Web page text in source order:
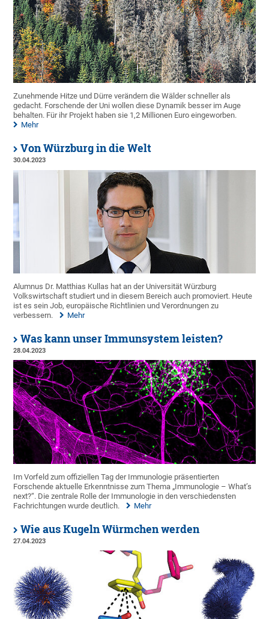
Zunehmende Hitze und Dürre verändern die Wälder schneller als
gedacht. Forschende der Uni wollen diese Dynamik besser im Auge
behalten. Für ihr Projekt haben sie 1,2 Millionen Euro eingeworben.
Mehr
Von Würzburg in die Welt
30.04.2023
Alumnus Dr. Matthias Kullas hat an der Universität Würzburg
Volkswirtschaft studiert und in diesem Bereich auch promoviert. Heute
ist es sein Job, europäische Richtlinien und Verordnungen zu
verbessern.
Mehr
Was kann unser Immunsystem leisten?
28.04.2023
Im Vorfeld zum offiziellen Tag der Immunologie präsentierten
Forschende aktuelle Erkenntnisse zum Thema „Immunologie – What’s
next?“. Die zentrale Rolle der Immunologie in den verschiedensten
Fachrichtungen wurde deutlich.
Mehr
Wie aus Kugeln Würmchen werden
27.04.2023